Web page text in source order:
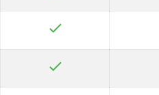
check
check